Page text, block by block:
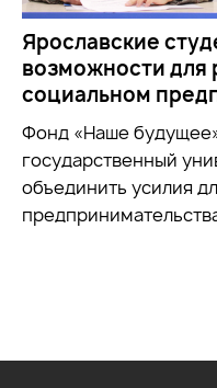
Ярославские
возможности для
социальном
Фонд «Наше
государственный
объединить усилия